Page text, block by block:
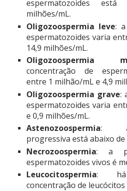
espermatozoides
milhões/mL.
Oligozoospermia leve: a
espermatozoides varia
14,9 milhões/mL.
Oligozoospermia
concentração de
entre 1 milhão/mL e 4,9
Oligozoospermia grave:
espermatozoides varia
e 0,9 milhões/mL.
Astenozoospermia: a
progressiva está abaixo de
Necrozoospermia: a
espermatozoides vivos é
Leucocitospermia: há
concentração de